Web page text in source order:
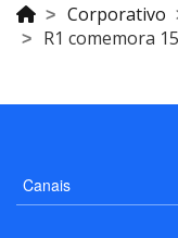
Corporativo
R1 comemora
Canais